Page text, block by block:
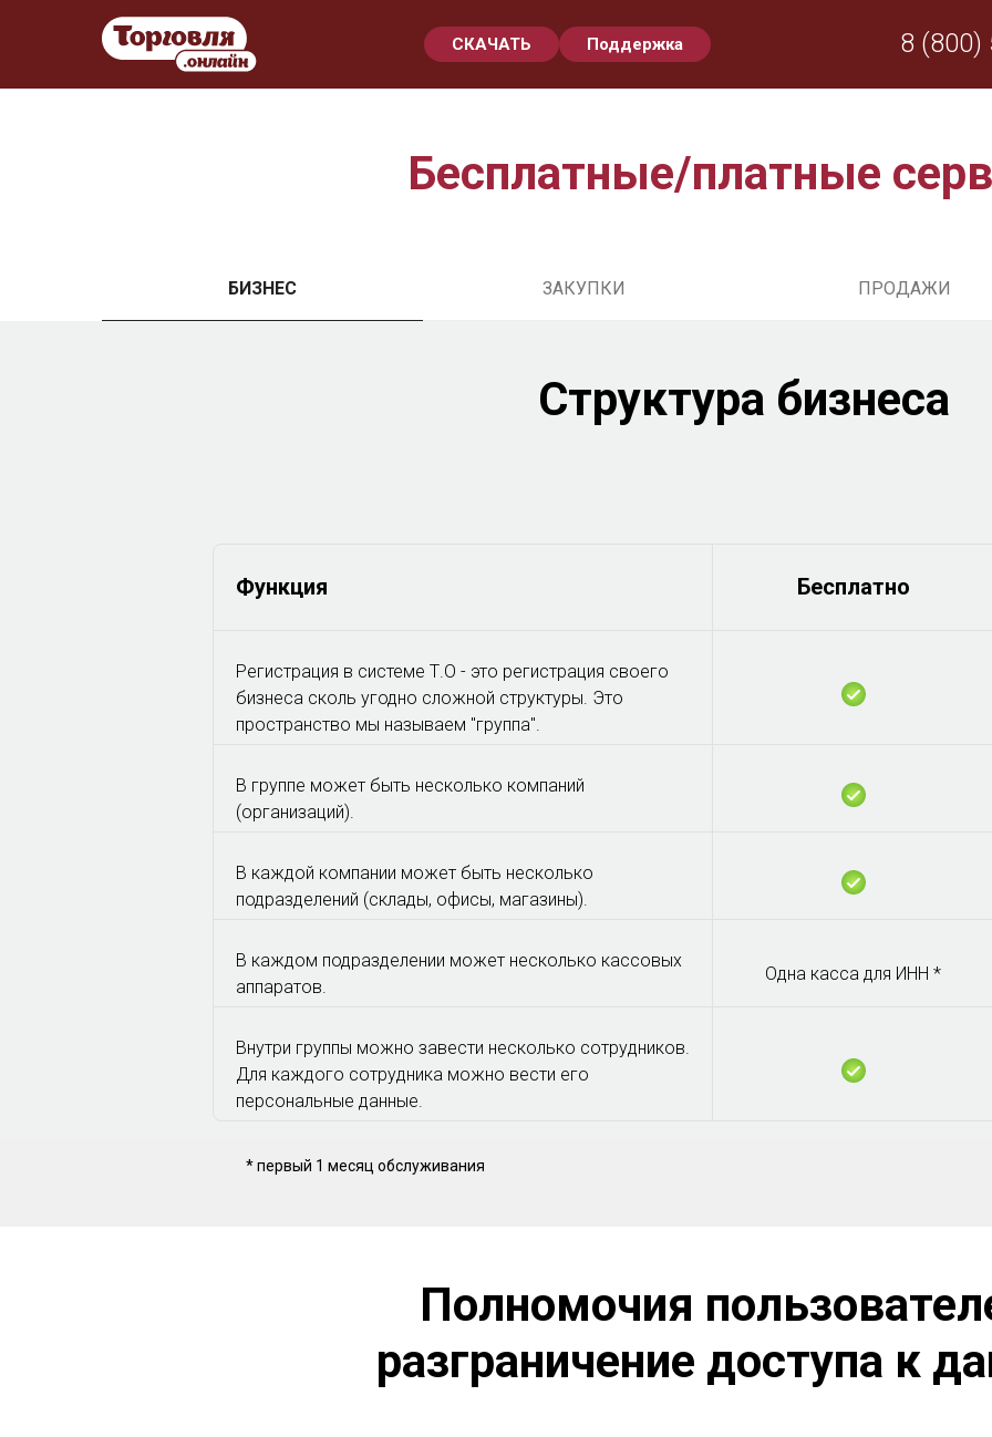
СКАЧАТЬ Поддержка 8 (800)
Бесплатные/платные
БИЗНЕС ЗАКУПКИ ПРОДАЖИ
Структура бизнеса
Функция Бесплатно
Регистрация в системе Т.О - это регистрация своего
бизнеса сколь угодно сложной структуры. Это
пространство мы называем "группа".
В группе может быть несколько компаний
(организаций).
В каждой компании может быть несколько
подразделений (склады, офисы, магазины).
В каждом подразделении может несколько кассовых
аппаратов.
Одна касса для ИНН *
Внутри группы можно завести несколько сотрудников.
Для каждого сотрудника можно вести его
персональные данные.
* первый 1 месяц обслуживания
Полномочия
разграничение доступа к